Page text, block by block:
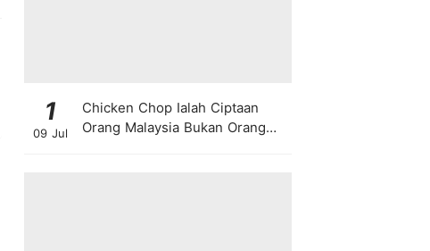
1
09 Jul
Chicken Chop Ialah Ciptaan
Orang Malaysia Bukan Orang